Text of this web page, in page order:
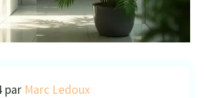
par Marc Ledoux